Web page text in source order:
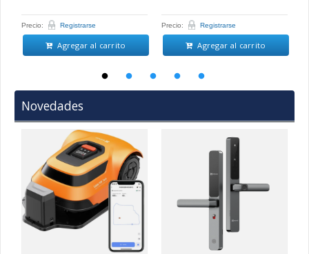
Precio: Registrarse
Agregar al carrito
Precio: Registrarse
Agregar al carrito
Novedades